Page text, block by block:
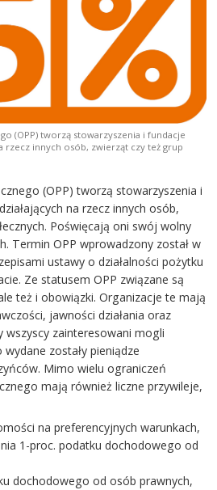
(OPP) tworzą stowarzyszenia i fundacje
rzecz innych osób, zwierząt czy też grup
(OPP) tworzą stowarzyszenia i
na rzecz innych osób,
Poświęcają oni swój wolny
Termin OPP wprowadzony został w
ustawy o działalności pożytku
Ze statusem OPP związane są
też i obowiązki. Organizacje te mają
jawności działania oraz
zainteresowani mogli
zostały pieniądze
Mimo wielu ograniczeń
mają również liczne przywileje,
na preferencyjnych warunkach,
1-proc. podatku dochodowego od
dochodowego od osób prawnych,